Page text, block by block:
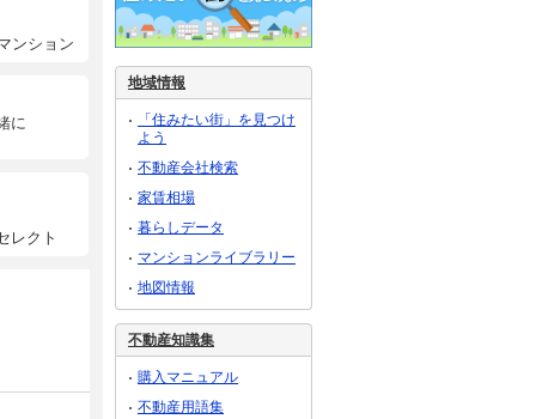
ンション
に
レクト
地域情報
「住みたい街」を見つけ
よう
不動産会社検索
家賃相場
暮らしデータ
マンションライブラリー
地図情報
不動産知識集
購入マニュアル
不動産用語集